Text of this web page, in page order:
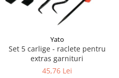
Ulei transmisie
Uleiuri speciale
Consumabile service
Piese Bucher Municipal
Piese Boschung
Piese Bolinder-Munktell
Piese Boki
Yato
Set 5 carlige - raclete pentru
extras garnituri
45,76 Lei